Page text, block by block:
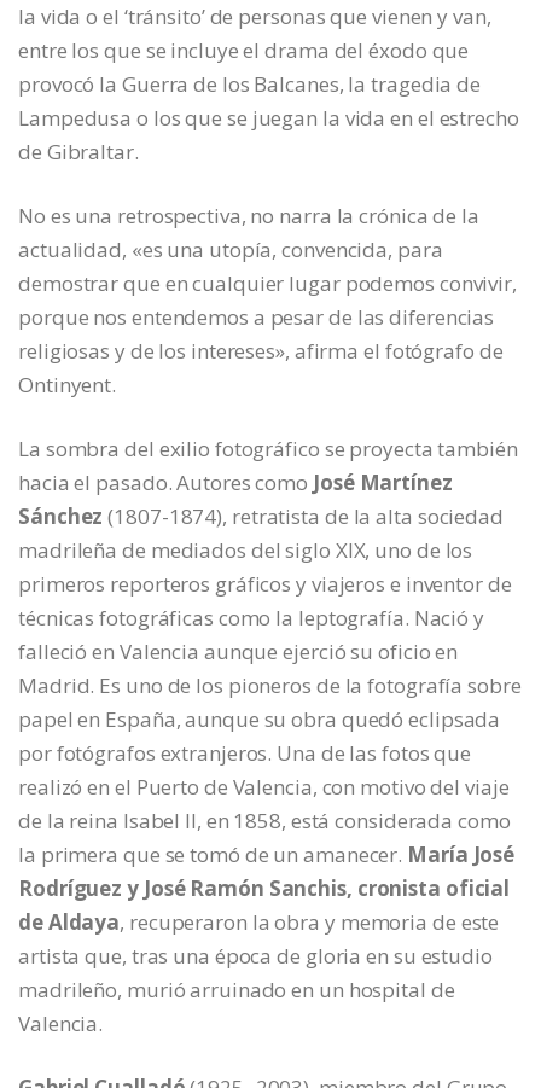
la vida o el ‘tránsito’ de personas que vienen y van,
entre los que se incluye el drama del éxodo que
provocó la Guerra de los Balcanes, la tragedia de
Lampedusa o los que se juegan la vida en el estrecho
de Gibraltar.
No es una retrospectiva, no narra la crónica de la
actualidad, «es una utopía, convencida, para
demostrar que en cualquier lugar podemos convivir,
porque nos entendemos a pesar de las diferencias
religiosas y de los intereses», afirma el fotógrafo de
Ontinyent.
La sombra del exilio fotográfico se proyecta también
hacia el pasado. Autores como José Martínez
Sánchez (1807-1874), retratista de la alta sociedad
madrileña de mediados del siglo XIX, uno de los
primeros reporteros gráficos y viajeros e inventor de
técnicas fotográficas como la leptografía. Nació y
falleció en Valencia aunque ejerció su oficio en
Madrid. Es uno de los pioneros de la fotografía sobre
papel en España, aunque su obra quedó eclipsada
por fotógrafos extranjeros. Una de las fotos que
realizó en el Puerto de Valencia, con motivo del viaje
de la reina Isabel II, en 1858, está considerada como
la primera que se tomó de un amanecer. María José
Rodríguez y José Ramón Sanchis, cronista oficial
de Aldaya, recuperaron la obra y memoria de este
artista que, tras una época de gloria en su estudio
madrileño, murió arruinado en un hospital de
Valencia.